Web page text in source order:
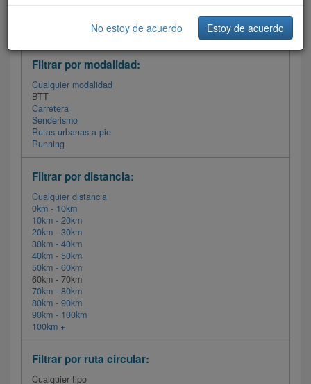
Filtrar las rutas
Filtrar por modalidad:
Cualquier modalidad
BTT
Carretera
Senderismo
Rutas urbanas a pie
Running
Filtrar por distancia:
Cualquier distancia
0km - 10km
10km - 20km
20km - 30km
30km - 40km
40km - 50km
50km - 60km
60km - 70km
70km - 80km
80km - 90km
90km - 100km
100km +
Filtrar por ruta circular:
Cualquier tipo
No estoy de acuerdo Estoy de acuerdo